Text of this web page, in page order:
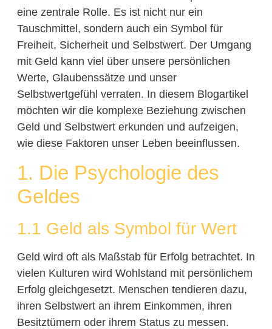
eine zentrale Rolle. Es ist nicht nur ein
Tauschmittel, sondern auch ein Symbol für
Freiheit, Sicherheit und Selbstwert. Der Umgang
mit Geld kann viel über unsere persönlichen
Werte, Glaubenssätze und unser
Selbstwertgefühl verraten. In diesem Blogartikel
möchten wir die komplexe Beziehung zwischen
Geld und Selbstwert erkunden und aufzeigen,
wie diese Faktoren unser Leben beeinflussen.
1. Die Psychologie des
Geldes
1.1 Geld als Symbol für Wert
Geld wird oft als Maßstab für Erfolg betrachtet. In
vielen Kulturen wird Wohlstand mit persönlichem
Erfolg gleichgesetzt. Menschen tendieren dazu,
ihren Selbstwert an ihrem Einkommen, ihren
Besitztümern oder ihrem Status zu messen.